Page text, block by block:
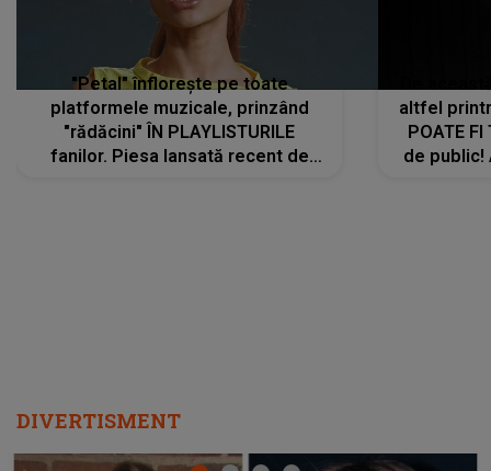
"Petal" înflorește pe toate
platformele muzicale, prinzând
"rădăcini" ÎN PLAYLISTURILE
fanilor. Piesa lansată recent de
altfel
POATE FI
de public!
DIVERTISMENT